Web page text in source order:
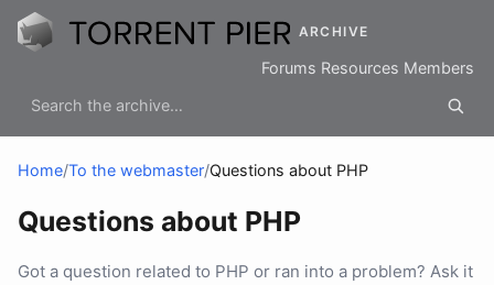
ARCHIVE
Forums Resources Members
Home/To the webmaster/Questions about PHP
Questions about PHP
Got a question related to PHP or ran into a problem? Ask it